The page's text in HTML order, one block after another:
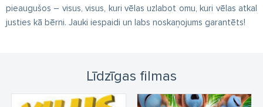
pieaugušos – visus, visus, kuri vēlas uzlabot omu, kuri vēlas atkal
justies kā bērni. Jauki iespaidi un labs noskaņojums garantēts!
Līdzīgas filmas